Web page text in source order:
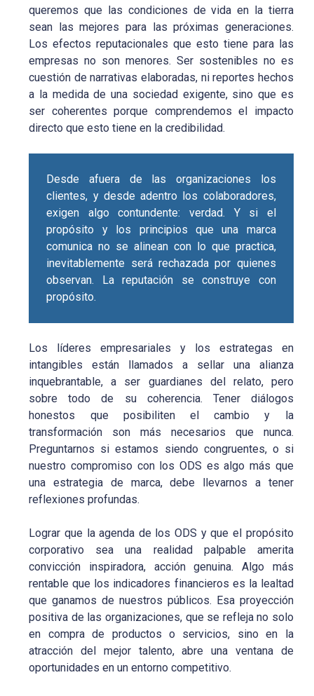
queremos que las condiciones de vida en la tierra
sean las mejores para las próximas generaciones.
Los efectos reputacionales que esto tiene para las
empresas no son menores. Ser sostenibles no es
cuestión de narrativas elaboradas, ni reportes hechos
a la medida de una sociedad exigente, sino que es
ser coherentes porque comprendemos el impacto
directo que esto tiene en la credibilidad.
Desde afuera de las organizaciones los
clientes, y desde adentro los colaboradores,
exigen algo contundente: verdad. Y si el
propósito y los principios que una marca
comunica no se alinean con lo que practica,
inevitablemente será rechazada por quienes
observan. La reputación se construye con
propósito.
Los líderes empresariales y los estrategas en
intangibles están llamados a sellar una alianza
inquebrantable, a ser guardianes del relato, pero
sobre todo de su coherencia. Tener diálogos
honestos que posibiliten el cambio y la
transformación son más necesarios que nunca.
Preguntarnos si estamos siendo congruentes, o si
nuestro compromiso con los ODS es algo más que
una estrategia de marca, debe llevarnos a tener
reflexiones profundas.
Lograr que la agenda de los ODS y que el propósito
corporativo sea una realidad palpable amerita
convicción inspiradora, acción genuina. Algo más
rentable que los indicadores financieros es la lealtad
que ganamos de nuestros públicos. Esa proyección
positiva de las organizaciones, que se refleja no solo
en compra de productos o servicios, sino en la
atracción del mejor talento, abre una ventana de
oportunidades en un entorno competitivo.